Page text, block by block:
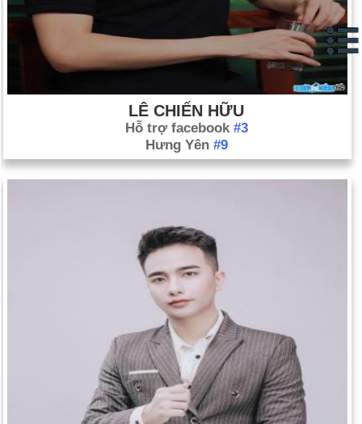
LÊ CHIẾN HỮU
Hỗ trợ facebook #3
Hưng Yên #9